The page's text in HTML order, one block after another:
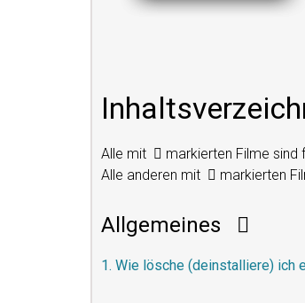
Alle mit
markierten Filme sind
Alle anderen mit
markierten
Allgemeines
1. Wie lösche (deinstalliere) ich